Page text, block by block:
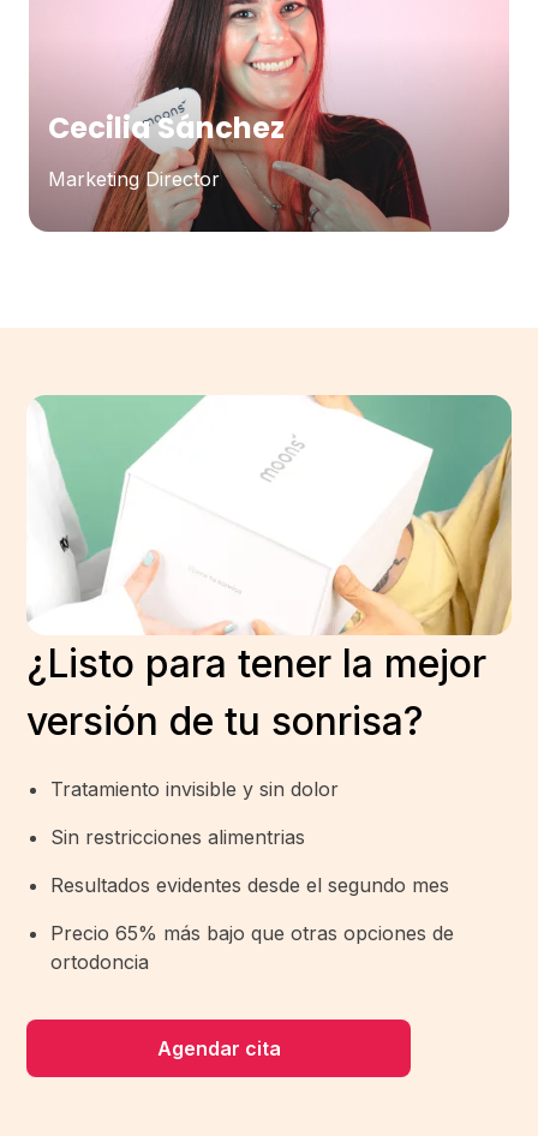
Cecilia Sánchez
Marketing Director
¿Listo para tener la mejor
versión de tu sonrisa?
Tratamiento invisible y sin dolor
Sin restricciones alimentrias
Resultados evidentes desde el segundo mes
Precio 65% más bajo que otras opciones de
ortodoncia
Agendar cita